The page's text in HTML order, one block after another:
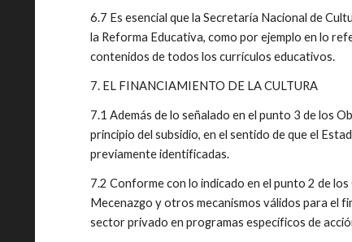
6.7 Es esencial que la Secretaría Nacional de
la Reforma Educativa, como por ejemplo en lo
contenidos de todos los currículos educativos.
7. EL FINANCIAMIENTO DE LA CULTURA
7.1 Además de lo señalado en el punto 3 de los
principio del subsidio, en el sentido de que el
previamente identificadas.
7.2 Conforme con lo indicado en el punto 2 de
Mecenazgo y otros mecanismos válidos para el
sector privado en programas específicos de